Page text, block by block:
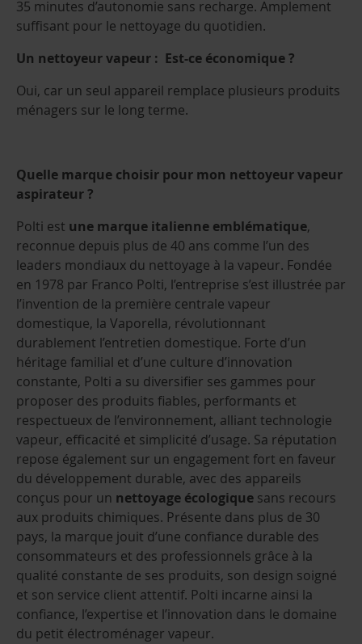
35 minutes d’autonomie sans recharge. Amplement
suffisant pour le nettoyage du quotidien.
Un nettoyeur vapeur : Est-ce économique ?
Oui, car un seul appareil remplace plusieurs produits
ménagers sur le long terme.
Quelle marque choisir pour mon nettoyeur vapeur
aspirateur ?
Polti est une marque italienne emblématique,
reconnue depuis plus de 40 ans comme l’un des
leaders mondiaux du nettoyage à la vapeur. Fondée
en 1978 par Franco Polti, l’entreprise s’est illustrée par
l’invention de la première centrale vapeur
domestique, la Vaporella, révolutionnant
durablement l’entretien domestique. Forte d’un
héritage familial et d’une culture d’innovation
constante, Polti a su diversifier ses gammes pour
proposer des produits fiables, performants et
respectueux de l’environnement, alliant technologie
vapeur, efficacité et simplicité d’usage. Sa réputation
repose également sur un engagement fort en faveur
du développement durable, avec des appareils
conçus pour un nettoyage écologique sans recours
aux produits chimiques. Présente dans plus de 30
pays, la marque jouit d’une confiance durable des
consommateurs et des professionnels grâce à la
qualité constante de ses produits, son design soigné
et son service client attentif. Polti incarne ainsi la
confiance, l’expertise et l’innovation dans le domaine
du petit électroménager vapeur.